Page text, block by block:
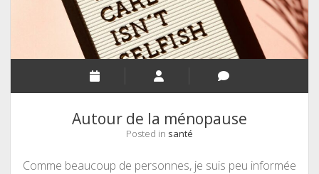
Autour de la ménopause
Posted in santé
Comme beaucoup de personnes, je suis peu informée